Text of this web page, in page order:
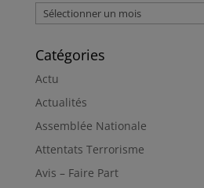
Archives
Catégories
Actu
Actualités
Assemblée Nationale
Attentats Terrorisme
Avis – Faire Part